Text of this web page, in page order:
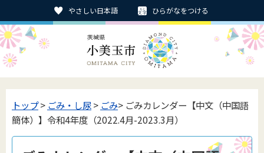
やさしい日本語 ひらがなをつける
トップ> ごみ・し尿> ごみ> ごみカレンダー【中文（中国語
簡体）】令和4年度（2022.4月-2023.3月）